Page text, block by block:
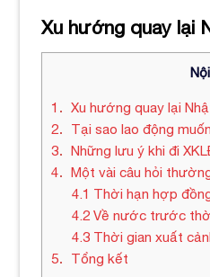
Xu hướng quay lại
1
Xu hướng quay lại
2
Tại sao lao động
3
Những lưu ý khi đi
4
Một vài câu hỏi
4.1 Thời hạn hợp
4.2Về nước trước thời
4.3Thời gian xuất
5
Tổng kết